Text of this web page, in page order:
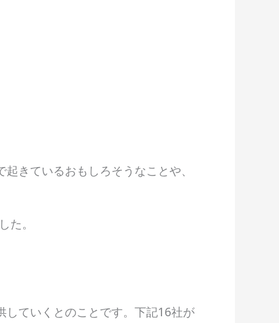
きているおもしろそうなことや、
。
ていくとのことです。下記16社が